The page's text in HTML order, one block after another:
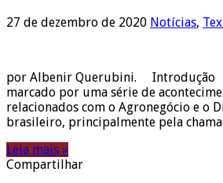
27 de dezembro de 2020 Notícias,
por Albenir Querubini. Introdução
marcado por uma série de
relacionados com o Agronegócio e o
brasileiro, principalmente pela
Leia mais »
Compartilhar